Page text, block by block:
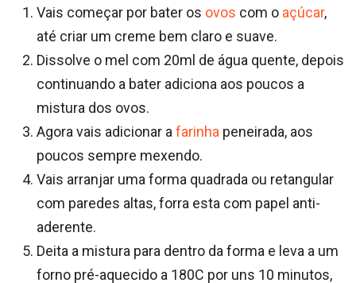
Vais começar por bater os ovos com o açúcar,
até criar um creme bem claro e suave.
Dissolve o mel com 20ml de água quente, depois
continuando a bater adiciona aos poucos a
mistura dos ovos.
Agora vais adicionar afarinha peneirada, aos
poucos sempre mexendo.
Vais arranjar uma forma quadrada ou retangular
com paredes altas, forra esta com papel anti-
aderente.
Deita a mistura para dentro da forma e leva a um
forno pré-aquecido a 180C por uns 10 minutos,